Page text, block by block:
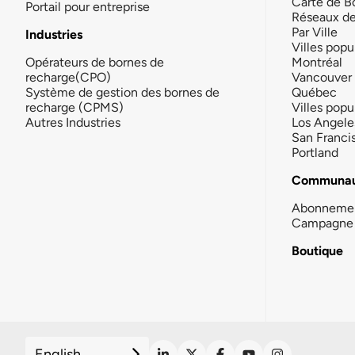
Portail pour entreprise
Industries
Opérateurs de bornes de
recharge(CPO)
Système de gestion des bornes de
recharge (CPMS)
Autres Industries
Réseaux
Par Ville
Villes
Montréal
Vancouver
Québec
Villes
Los
San
Portland
Boutique